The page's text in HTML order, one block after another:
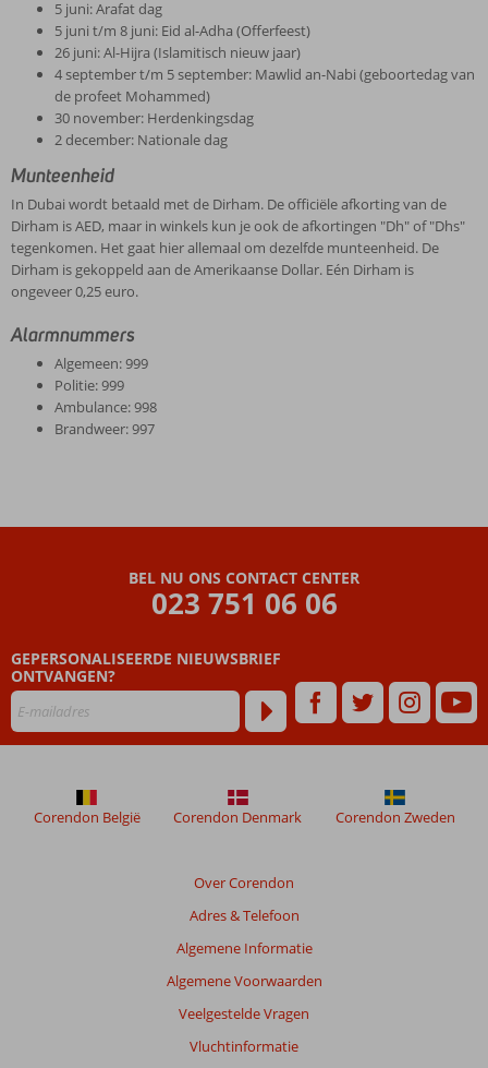
5 juni: Arafat dag
5 juni t/m 8 juni: Eid al-Adha (Offerfeest)
26 juni: Al-Hijra (Islamitisch nieuw jaar)
4 september t/m 5 september: Mawlid an-Nabi (geboortedag van
de profeet Mohammed)
30 november: Herdenkingsdag
2 december: Nationale dag
Munteenheid
In Dubai wordt betaald met de Dirham. De officiële afkorting van de
Dirham is AED, maar in winkels kun je ook de afkortingen "Dh" of "Dhs"
tegenkomen. Het gaat hier allemaal om dezelfde munteenheid. De
Dirham is gekoppeld aan de Amerikaanse Dollar. Eén Dirham is
ongeveer 0,25 euro.
Alarmnummers
Algemeen: 999
Politie: 999
Ambulance: 998
Brandweer: 997
BEL NU ONS CONTACT CENTER
023 751 06 06
GEPERSONALISEERDE NIEUWSBRIEF
ONTVANGEN?
Over Corendon
Adres & Telefoon
Algemene Informatie
Algemene Voorwaarden
Veelgestelde Vragen
Vluchtinformatie
Corendon België Corendon Denmark Corendon Zweden